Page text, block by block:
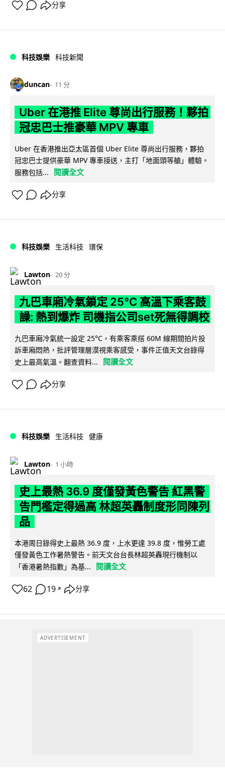
分享
科技娛樂 科技新聞
duncan 11 分
Uber 在港推 Elite 尊尚出行服務！夥拍
冠忠巴士推豪華 MPV 專車
Uber 在香港推出亞太區首個 Uber Elite 尊尚出行服務，夥拍
冠忠巴士提供豪華 MPV 專車接送，主打「地面頭等艙」體驗。
服務包括...
閱讀全文
分享
科技娛樂 生活科技 環保
Lawton 20 分
九巴車廂冷氣鎖定 25°C 高溫下乘客鼓
譟: 熱到爆炸 司機指公司set死無得調校
九巴車廂冷氣統一設定 25°C，有乘客乘搭 60M 線期間拍片投
訴車廂悶熱，批評管理層漠視乘客感受，事件正值天文台錄得
史上最高氣溫。翻查資料...
閱讀全文
分享
科技娛樂 生活科技 健康
Lawton 1 小時
史上最熱 36.9 度僅發黃色警告 紅黑警
告門檻定得過高 林超英轟制度形同陳列
品
本港周日錄得史上最熱 36.9 度，上水更達 39.8 度，惟勞工處
僅發黃色工作暑熱警告。前天文台台長林超英轟現行機制以
「香港暑熱指數」為基...
閱讀全文
62 19 ↗ 分享
ADVERTISEMENT